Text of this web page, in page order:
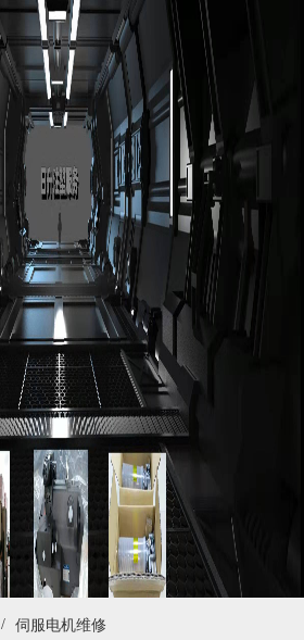
/ 伺服电机维修